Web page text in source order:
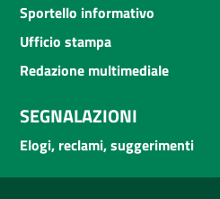
Sportello informativo
Ufficio stampa
Redazione multimediale
SEGNALAZIONI
Elogi, reclami, suggerimenti